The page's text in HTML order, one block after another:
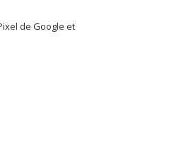
de Google et